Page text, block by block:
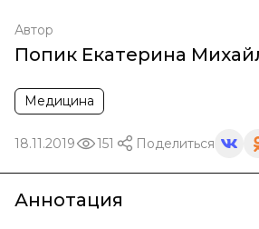
Автор
Попик Екатерина
Медицина
18.11.2019 151 Поделиться
Аннотация